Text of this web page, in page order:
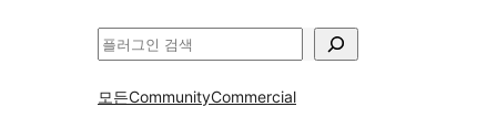
검
모든CommunityCommercial